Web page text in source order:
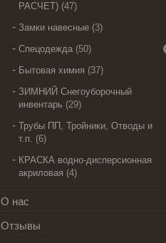
РАСЧЕТ) 47
Замки навесные 3
Спецодежда 50
Бытовая химия
37
ЗИМНИЙ Снегоуборочный
инвентарь 29
Трубы ПП, Тройники, Отводы и
т.п. 6
КРАСКА водно-дисперсионная
акриловая 4
О нас
Отзывы